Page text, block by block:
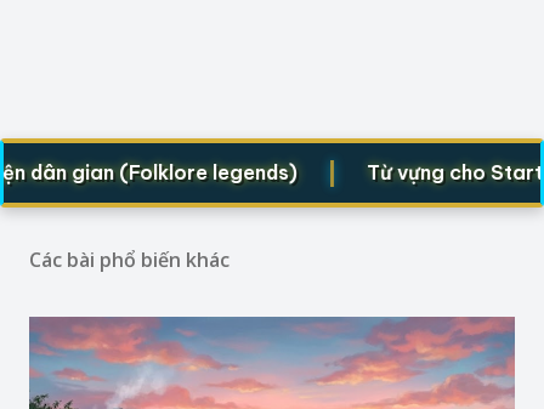
gian (Folklore legends) | Từ vựng cho Starters,
Các bài phổ biến khác